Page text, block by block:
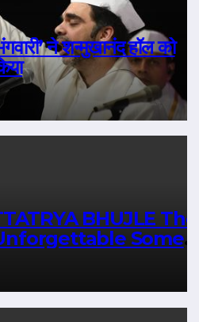
ने शन्मुखानंद हॉल को
BHUJLE The
Some
Some Men